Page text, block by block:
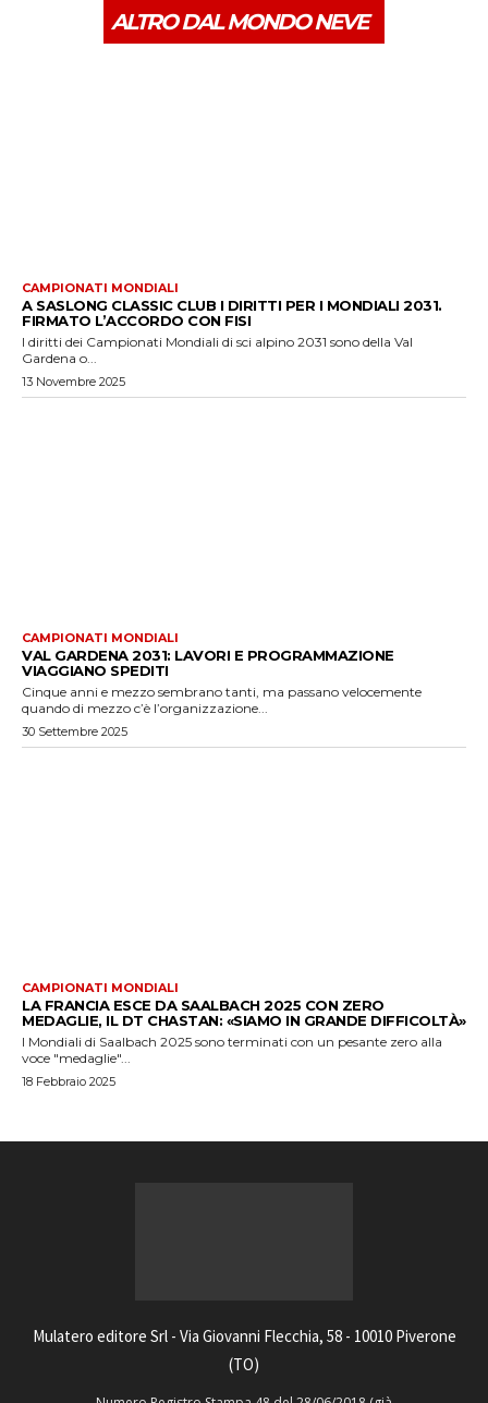
ALTRO DAL MONDO NEVE
CAMPIONATI MONDIALI
A SASLONG CLASSIC CLUB I DIRITTI PER I MONDIALI 2031.
FIRMATO L’ACCORDO CON FISI
I diritti dei Campionati Mondiali di sci alpino 2031 sono della Val
Gardena o...
13 Novembre 2025
CAMPIONATI MONDIALI
VAL GARDENA 2031: LAVORI E PROGRAMMAZIONE
VIAGGIANO SPEDITI
Cinque anni e mezzo sembrano tanti, ma passano velocemente
quando di mezzo c’è l’organizzazione...
30 Settembre 2025
CAMPIONATI MONDIALI
LA FRANCIA ESCE DA SAALBACH 2025 CON ZERO
MEDAGLIE, IL DT CHASTAN: «SIAMO IN GRANDE DIFFICOLTÀ»
I Mondiali di Saalbach 2025 sono terminati con un pesante zero alla
voce "medaglie"...
18 Febbraio 2025
Mulatero editore Srl - Via Giovanni Flecchia, 58 - 10010 Piverone
(TO)